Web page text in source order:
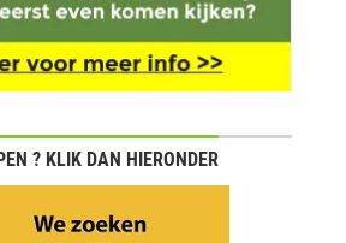
? KLIK DAN HIERONDER